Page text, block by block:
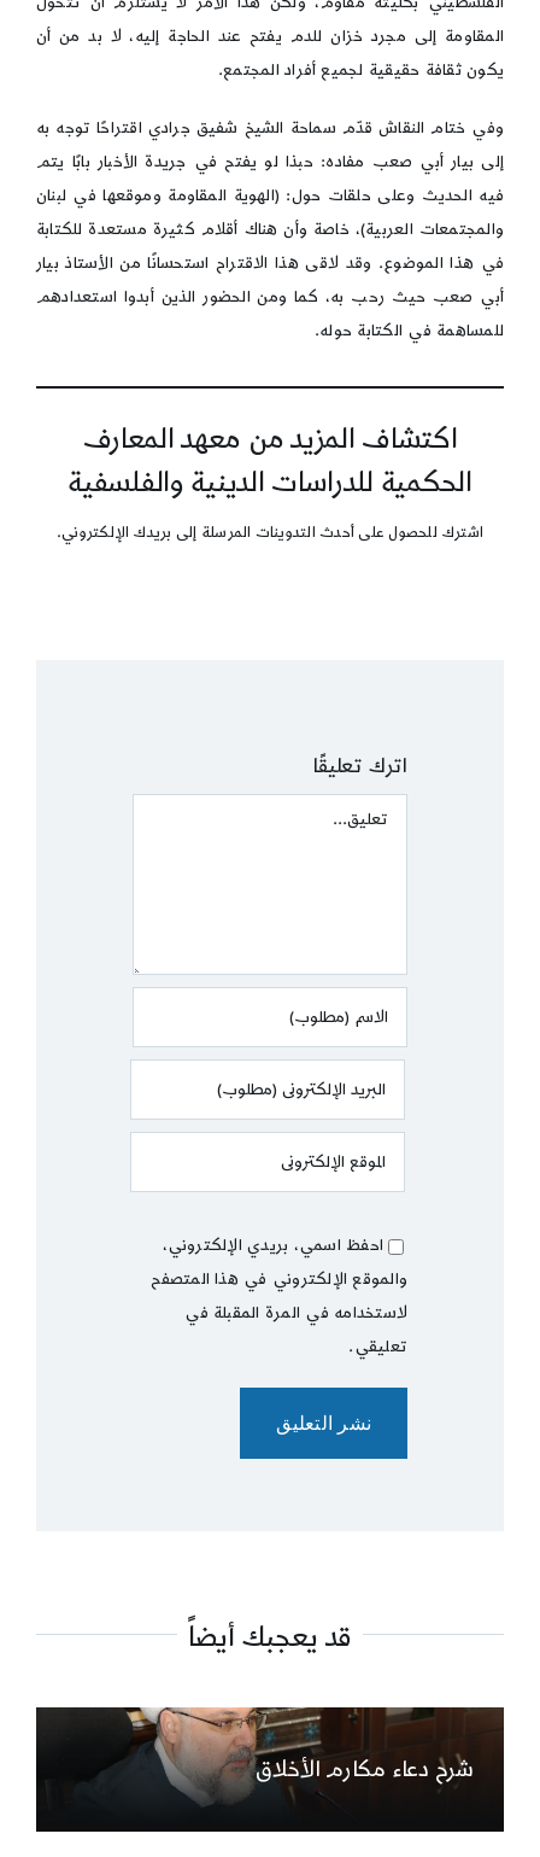
المقاومة إلى مجرد خزان للدم يفتح عند الحاجة إليه، لا بد من أن
يكون ثقافة حقيقية لجميع أفراد المجتمع.
وفي ختام النقاش قدّم سماحة الشيخ شفيق جرادي اقتراحًا توجه به
إلى بيار أبي صعب مفاده: حبذا لو يفتح في جريدة الأخبار بابًا يتم
فيه الحديث وعلى حلقات حول: (الهوية المقاومة وموقعها في لبنان
والمجتمعات العربية)، خاصة وأن هناك أقلام كثيرة مستعدة للكتابة
في هذا الموضوع. وقد لاقى هذا الاقتراح استحسانًا من الأستاذ بيار
أبي صعب حيث رحب به، كما ومن الحضور الذين أبدوا استعدادهم
للمساهمة في الكتابة حوله.
اكتشاف المزيد من معهد المعارف
الحكمية للدراسات الدينية والفلسفية
اشترك للحصول على أحدث التدوينات المرسلة إلى بريدك الإلكتروني.
اترك تعليقًا
Comment
احفظ اسمي، بريدي الإلكتروني،
والموقع الإلكتروني في هذا المتصفح
لاستخدامه في المرة المقبلة في
تعليقي.
قد يعجبك أيضاً
شرح دعاء مكارم الأخلاق